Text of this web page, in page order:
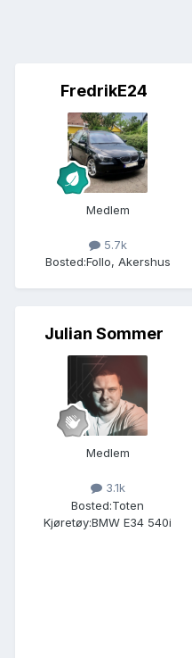
FredrikE24
Medlem
5.7k
Bosted:Follo, Akershus
Julian Sommer
Medlem
3.1k
Bosted:Toten
Kjøretøy:BMW E34 540i